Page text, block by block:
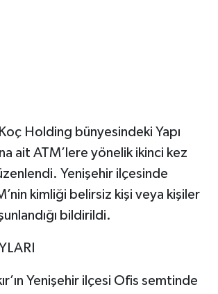
Holding bünyesindeki Yapı
ait ATM’lere yönelik ikinci kez
Yenişehir ilçesinde
kimliği belirsiz kişi veya kişiler
bildirildi.
Yenişehir ilçesi Ofis semtinde